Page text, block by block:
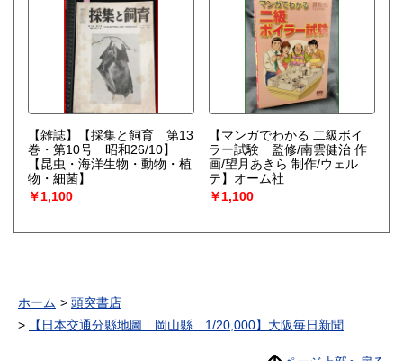
【雑誌】【採集と飼育 第13
巻・第10号 昭和26/10】
【昆虫・海洋生物・動物・植
物・細菌】
￥1,100
【マンガでわかる 二級ボイ
ラー試験 監修/南雲健治 作
画/望月あきら 制作/ウェル
テ】オーム社
￥1,100
ホーム
頭突書店
【日本交通分縣地圖 岡山縣 1/20,000】大阪毎日新聞